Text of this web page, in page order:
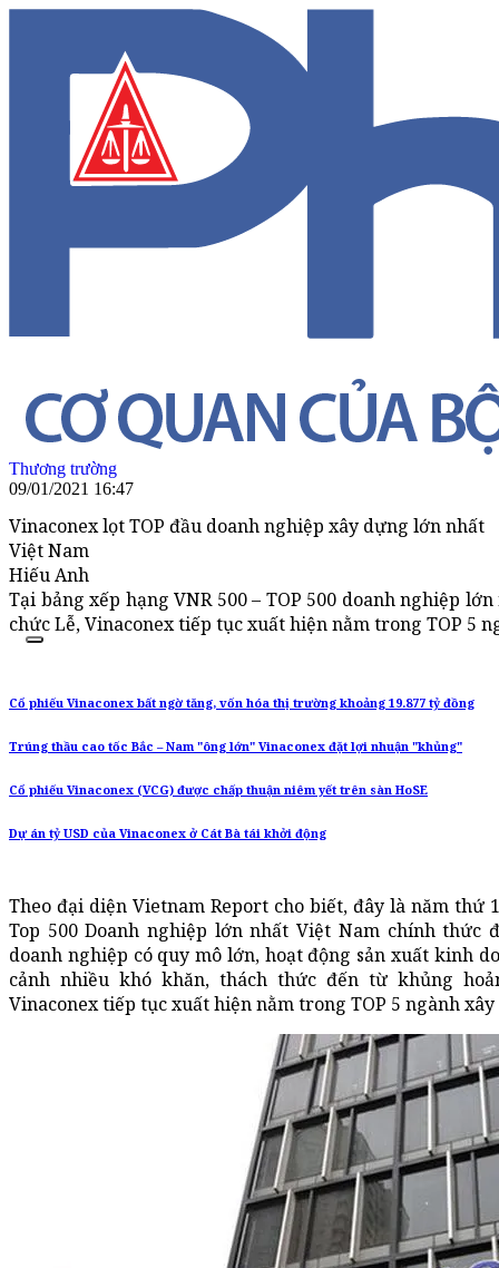
Thương trường
09/01/2021 16:47
Vinaconex lọt TOP đầu doanh nghiệp xây dựng lớn nhất
Việt Nam
Hiếu Anh
Tại bảng xếp hạng VNR 500 – TOP 500 doanh nghiệp
chức Lễ, Vinaconex tiếp tục xuất hiện nằm trong TOP 5
Cổ phiếu Vinaconex bất ngờ tăng, vốn hóa thị trường khoảng 19.877 tỷ đồng
Trúng thầu cao tốc Bắc – Nam "ông lớn" Vinaconex đặt lợi nhuận "khủng"
Cổ phiếu Vinaconex (VCG) được chấp thuận niêm yết trên sàn HoSE
Dự án tỷ USD của Vinaconex ở Cát Bà tái khởi động
Theo đại diện Vietnam Report cho biết, đây là năm thứ
Top 500 Doanh nghiệp lớn nhất Việt Nam chính thức
doanh nghiệp có quy mô lớn, hoạt động sản xuất kinh
cảnh nhiều khó khăn, thách thức đến từ khủng
Vinaconex tiếp tục xuất hiện nằm trong TOP 5 ngành